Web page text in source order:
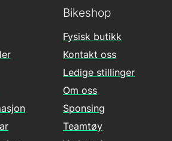
Bikeshop
Fysisk butikk
Kontakt oss
Ledige stillinger
Om oss
Sponsing
Teamtøy